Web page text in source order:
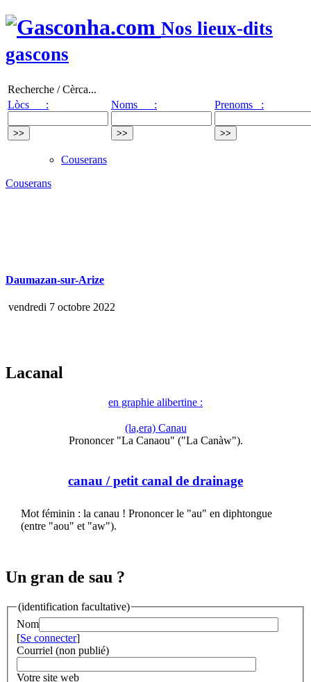
Nos lieux-dits
gascons
Recherche / Cèrca...
Lòcs :
Noms : Prenoms :
Couserans
Couserans
Daumazan-sur-Arize
vendredi 7 octobre 2022
Lacanal
en graphie alibertine :
(la,era) Canau
Prononcer "La Canaou" ("La Canàw").
canau / petit canal de drainage
Mot féminin : la canau ! Prononcer le "au" en diphtongue
(entre "aou" et "aw").
Un gran de sau ?
(identification facultative)
Nom
[Se connecter]
Courriel (non publié)
Votre site web